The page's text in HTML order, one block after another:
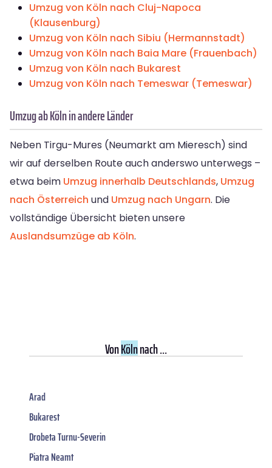
Umzug von Köln nach Cluj-Napoca
(Klausenburg)
Umzug von Köln nach Sibiu (Hermannstadt)
Umzug von Köln nach Baia Mare (Frauenbach)
Umzug von Köln nach Bukarest
Umzug von Köln nach Temeswar (Temeswar)
Umzug ab Köln in andere Länder
Neben Tirgu-Mures (Neumarkt am Mieresch) sind
wir auf derselben Route auch anderswo unterwegs –
etwa beim Umzug innerhalb Deutschlands, Umzug
nach Österreich und Umzug nach Ungarn. Die
vollständige Übersicht bieten unsere
Auslandsumzüge ab Köln.
VonKölnnach ...
Arad
Bukarest
Drobeta Turnu-Severin
Piatra Neamt